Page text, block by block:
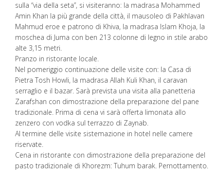
sulla “via della seta”, si visiteranno: la madrasa Mohammed
Amin Khan la più grande della città, il mausoleo di Pakhlavan
Mahmud eroe e patrono di Khiva, la madrasa Islam Khoja, la
moschea di Juma con ben 213 colonne di legno in stile arabo
alte 3,15 metri.
Pranzo in ristorante locale.
Nel pomeriggio continuazione delle visite con: la Casa di
Pietra Tosh Howli, la madrasa Allah Kuli Khan, il caravan
serraglio e il bazar. Sarà prevista una visita alla panetteria
Zarafshan con dimostrazione della preparazione del pane
tradizionale. Prima di cena vi sarà offerta limonata allo
zenzero con vodka sul terrazzo di Zaynab.
Al termine delle visite sistemazione in hotel nelle camere
riservate.
Cena in ristorante con dimostrazione della preparazione del
pasto tradizionale di Khorezm: Tuhum barak. Pernottamento.